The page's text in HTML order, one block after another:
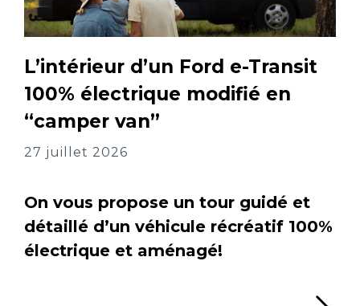
L’intérieur d’un Ford e-Transit
100% électrique modifié en
“camper van”
27 juillet 2026
On vous propose un tour guidé et
détaillé d’un véhicule récréatif 100%
électrique et aménagé!